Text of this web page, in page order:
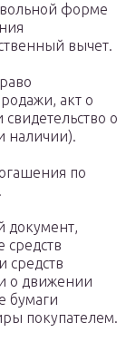
форме
вычет.
акт о
о
наличии).
по
документ,
средств
о движении
бумаги
покупателем.